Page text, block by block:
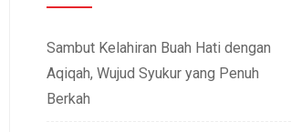
Sambut Kelahiran Buah Hati dengan
Aqiqah, Wujud Syukur yang Penuh
Berkah